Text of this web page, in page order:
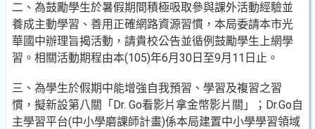
二、為鼓勵學生於暑假期間積極吸取參與課外活動經驗並
養成主動學習、善用正確網路資源習慣，本局委請本市光
華國中辦理旨揭活動，請貴校公告並循例鼓勵學生上網學
習。相關活動期程由本(105)年6月30日至9月11日止。
三、為學生於假期中能增強自我預習、學習及複習之習
慣，擬新設第八關「Dr. Go看影片拿金幣影片關」；Dr.Go自
主學習平台(中小學磨課師計畫)係本局建置中小學學習領域